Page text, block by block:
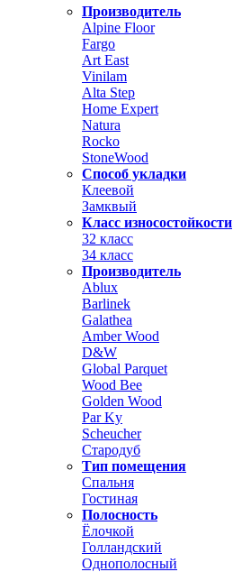
Производитель
Alpine Floor
Fargo
Art East
Vinilam
Alta Step
Home Expert
Natura
Rocko
StoneWood
Способ укладки
Клеевой
Замквый
Класс износостойкости
32 класс
34 класс
Производитель
Ablux
Barlinek
Galathea
Amber Wood
D&W
Global Parquet
Wood Bee
Golden Wood
Par Ky
Scheucher
Стародуб
Тип помещения
Спальня
Гостиная
Полосность
Ёлочкой
Голландский
Однополосный